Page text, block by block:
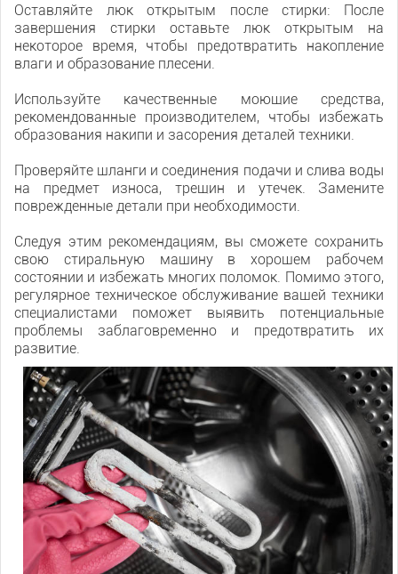
Оставляйте люк открытым после стирки: После
завершения стирки оставьте люк открытым на
некоторое время, чтобы предотвратить накопление
влаги и образование плесени.
Используйте качественные моющие средства,
рекомендованные производителем, чтобы избежать
образования накипи и засорения деталей техники.
Проверяйте шланги и соединения подачи и слива воды
на предмет износа, трещин и утечек. Замените
поврежденные детали при необходимости.
Следуя этим рекомендациям, вы сможете сохранить
свою стиральную машину в хорошем рабочем
состоянии и избежать многих поломок. Помимо этого,
регулярное техническое обслуживание вашей техники
специалистами поможет выявить потенциальные
проблемы заблаговременно и предотвратить их
развитие.